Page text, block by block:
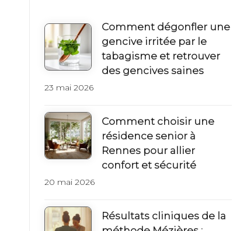
o
u
r
t
o
u
Comment dégonfler une
gencive irritée par le
tabagisme et retrouver
des gencives saines
23 mai 2026
Comment choisir une
résidence senior à
Rennes pour allier
confort et sécurité
20 mai 2026
Résultats cliniques de la